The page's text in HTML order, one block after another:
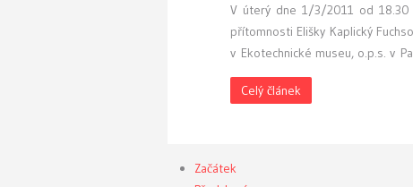
V úterý dne 1/3/2011 od 18.30
přítomnosti Elišky Kaplický
v Ekotechnické museu, o.p.s. v
Celý článek
Začátek